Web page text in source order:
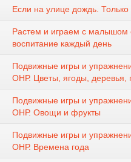
Если на улице дождь. Только
Растем и играем с малышом
воспитание каждый день
Подвижные игры и
ОНР. Цветы, ягоды, деревья,
Подвижные игры и
ОНР. Овощи и фрукты
Подвижные игры и
ОНР. Времена года